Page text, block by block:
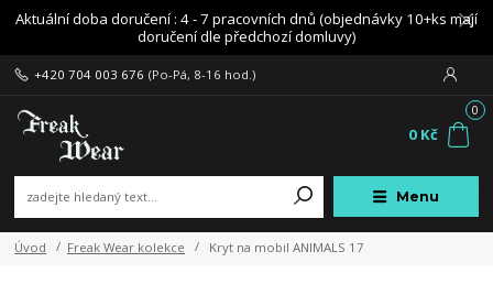
Aktuální doba doručení : 4 - 7 pracovních dnů (objednávky 10+ks mají
doručení dle předchozí domluvy)
Menu
+420 704 003 676 (Po-Pá, 8-16 hod.)
0
0 Kč
Úvod Freak Wear kolekce Kryt na mobil ANIMALS 17